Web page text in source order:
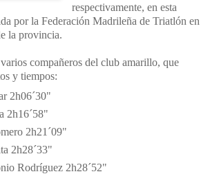
respectivamente, en esta
por la Federación Madrileña de Triatlón en
la provincia.
compañeros del club amarillo, que
y tiempos:
2h06´30"
2h16´58"
2h21´09"
2h28´33"
Rodríguez 2h28´52"